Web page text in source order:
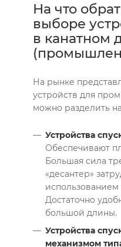
На что
выборе
в канатном
На рынке
устройств для
можно разделить
Устройства
Обеспечивают
Большая сила
«десантер»
использованием
Достаточно
большой длины.
Устройства
механизмом